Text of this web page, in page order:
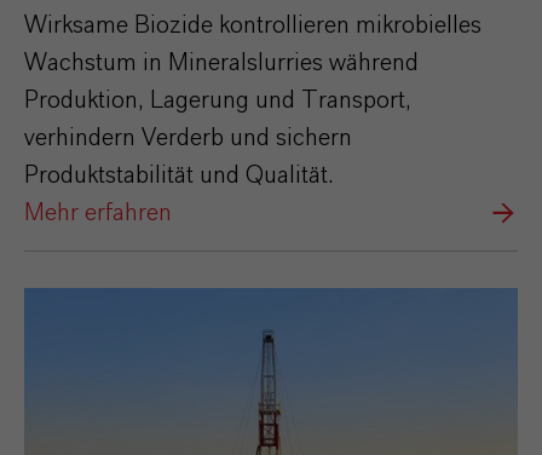
Wirksame Biozide kontrollieren mikrobielles
Wachstum in Mineralslurries während
Produktion, Lagerung und Transport,
verhindern Verderb und sichern
Produktstabilität und Qualität.​
Mehr erfahren